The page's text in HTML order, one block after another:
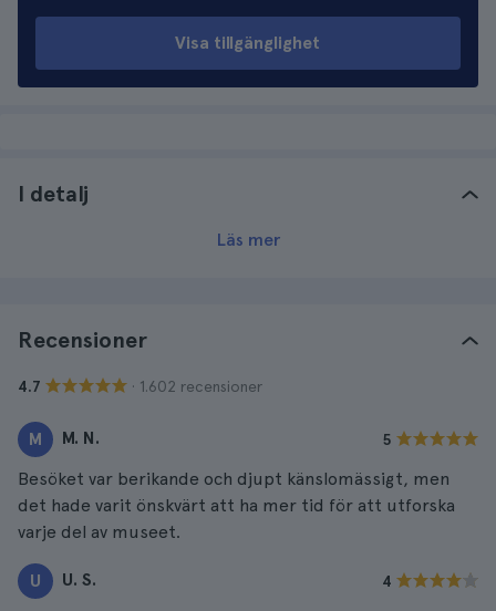
Visa tillgänglighet
I detalj
Läs mer
Recensioner
4.7 · 1.602 recensioner
M M. N. 5
Besöket var berikande och djupt känslomässigt, men
det hade varit önskvärt att ha mer tid för att utforska
varje del av museet.
U U. S. 4